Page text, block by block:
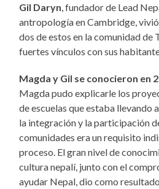
Gil Daryn , fundador de Lead
antropología en Cambridge, vivió
dos de estos en la comunidad de
fuertes vínculos con sus
Magda y Gil se conocieron en
Magda pudo explicarle los
de escuelas que estaba llevando
la integración y la participación
comunidades era un requisito
proceso. El gran nivel de
cultura nepalí, junto con el
ayudar Nepal, dio como